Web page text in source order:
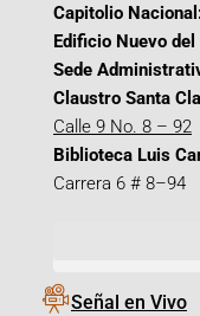
Capitolio
Edificio Nuevo
Sede
Claustro Santa
Calle 9 No. 8 – 92
Biblioteca Luis
Carrera 6 # 8–94
Señal en Vivo